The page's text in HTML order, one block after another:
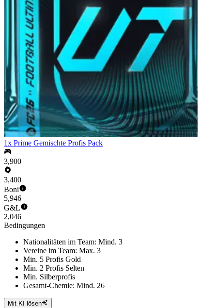
1x Prime Gemischte Profis Pack
3,900
3,400
Boni
5,946
G&L
2,046
Bedingungen
Nationalitäten im Team: Mind. 3
Vereine im Team: Max. 3
Min. 5 Profis Gold
Min. 2 Profis Selten
Min. Silberprofis
Gesamt-Chemie: Mind. 26
Mit KI lösen